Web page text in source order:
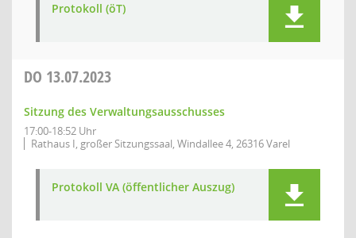
Protokoll (öT)
DO 13.07.2023
Sitzung des Verwaltungsausschusses
17:00-18:52 Uhr
Rathaus I, großer Sitzungssaal, Windallee 4, 26316 Varel
Protokoll VA (öffentlicher Auszug)